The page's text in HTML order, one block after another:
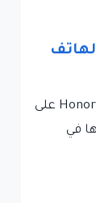
لهاتف
يعتمد توفير تحديثات البرامج لهاتف Honor X8 5G على
في